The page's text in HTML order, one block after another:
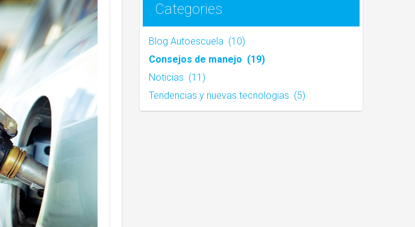
Categories
Blog Autoescuela (10)
Consejos de manejo (19)
Noticias (11)
Tendencias y nuevas tecnologias (5)